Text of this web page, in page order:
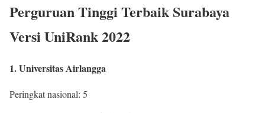
Perguruan Tinggi Terbaik Surabaya
Versi UniRank 2022
1. Universitas Airlangga
Peringkat nasional: 5